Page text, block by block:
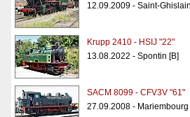
12.09.2009 - Saint-
Krupp 2410 - HSIJ "22"
13.08.2022 - Spontin [B]
SACM 8099 - CFV3V "61"
27.09.2008 - Mariembourg